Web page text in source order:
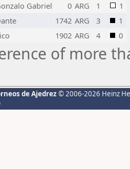
Gabriel 0 ARG 1
1
1742 ARG 3
1
1902 ARG 4 0
of more
de Ajedrez © 2006-2026 Heinz